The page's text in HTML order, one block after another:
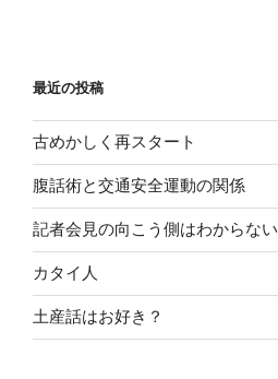
最近の投稿
古めかしく再スタート
腹話術と交通安全運動の関係
記者会見の向こう側はわからない
カタイ人
土産話はお好き？